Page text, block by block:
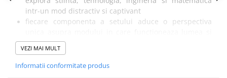
Jucarii de rol
La doctor
Piscine cu bile
intr-un mod distractiv si captivant
fiecare componenta a setului aduce o perspectiva
ofera oportunitati interactive de invatare si
descoperire
pune ochelarii cu cele 22 de lentile interschimbabile si
VEZI MAI MULT
Informatii conformitate produs